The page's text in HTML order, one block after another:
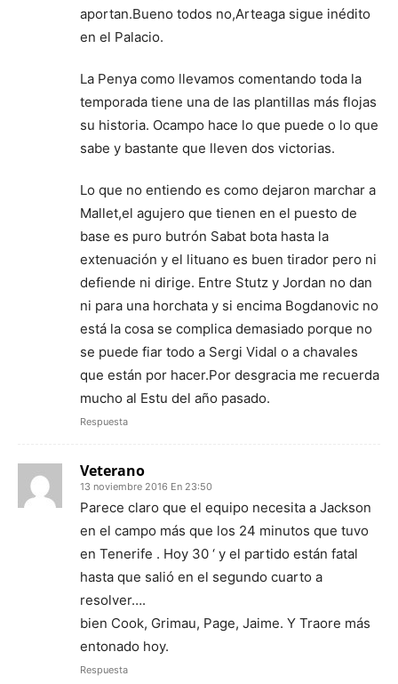
aportan.Bueno todos no,Arteaga sigue inédito
en el Palacio.
La Penya como llevamos comentando toda la
temporada tiene una de las plantillas más flojas
su historia. Ocampo hace lo que puede o lo que
sabe y bastante que lleven dos victorias.
Lo que no entiendo es como dejaron marchar a
Mallet,el agujero que tienen en el puesto de
base es puro butrón Sabat bota hasta la
extenuación y el lituano es buen tirador pero ni
defiende ni dirige. Entre Stutz y Jordan no dan
ni para una horchata y si encima Bogdanovic no
está la cosa se complica demasiado porque no
se puede fiar todo a Sergi Vidal o a chavales
que están por hacer.Por desgracia me recuerda
mucho al Estu del año pasado.
Respuesta
Veterano
13 noviembre 2016 En 23:50
Parece claro que el equipo necesita a Jackson
en el campo más que los 24 minutos que tuvo
en Tenerife . Hoy 30 ‘ y el partido están fatal
hasta que salió en el segundo cuarto a
resolver….
bien Cook, Grimau, Page, Jaime. Y Traore más
entonado hoy.
Respuesta